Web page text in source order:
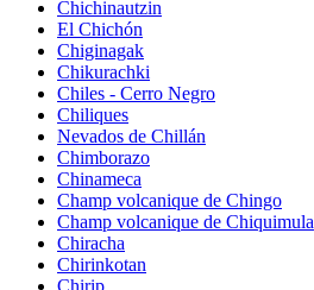
Chichinautzin
El Chichón
Chiginagak
Chikurachki
Chiles - Cerro Negro
Chiliques
Nevados de Chillán
Chimborazo
Chinameca
Champ volcanique de Chingo
Champ volcanique de Chiquimula
Chiracha
Chirinkotan
Chirip